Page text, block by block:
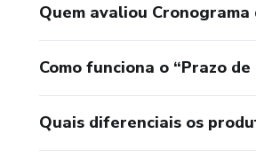
Quem avaliou
Como funciona o “Prazo
Quais diferenciais os